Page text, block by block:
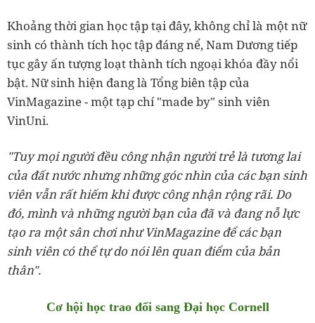
Khoảng thời gian học tập tại đây, không chỉ là một nữ
sinh có thành tích học tập đáng nể, Nam Dương tiếp
tục gây ấn tượng loạt thành tích ngoại khóa đầy nổi
bật. Nữ sinh hiện đang là Tổng biên tập của
VinMagazine - một tạp chí "made by" sinh viên
VinUni.
"Tuy mọi người đều công nhận người trẻ là tương lai
của đất nước nhưng những góc nhìn của các bạn sinh
viên vẫn rất hiếm khi được công nhận rộng rãi. Do
đó, mình và những người bạn của đã và đang nỗ lực
tạo ra một sân chơi như VinMagazine để các bạn
sinh viên có thể tự do nói lên quan điểm của bản
thân".
Cơ hội học trao đổi sang Đại học Cornell